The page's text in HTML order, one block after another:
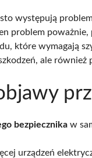
występują
problem poważnie,
które wymagają
ale również
bezpiecznika w
urządzeń